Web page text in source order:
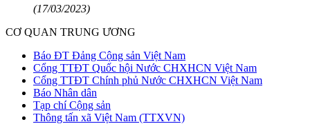
(17/03/2023)
CƠ QUAN TRUNG ƯƠNG
Báo ĐT Đảng Cộng sản Việt Nam
Cổng TTĐT Quốc hội Nước CHXHCN Việt Nam
Cổng TTĐT Chính phủ Nước CHXHCN Việt Nam
Báo Nhân dân
Tạp chí Cộng sản
Thông tấn xã Việt Nam (TTXVN)